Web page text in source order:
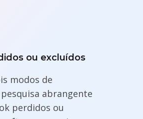
ou excluídos
modos de
abrangente
perdidos ou